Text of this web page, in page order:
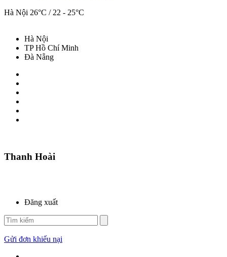
Hà Nội 26°C / 22 - 25°C
Hà Nội
TP Hồ Chí Minh
Đà Nẵng
Thanh Hoài
Đăng xuất
Gửi đơn khiếu nại